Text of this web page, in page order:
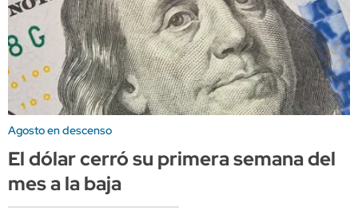
Agosto en descenso
El dólar cerró su primera semana del
mes a la baja